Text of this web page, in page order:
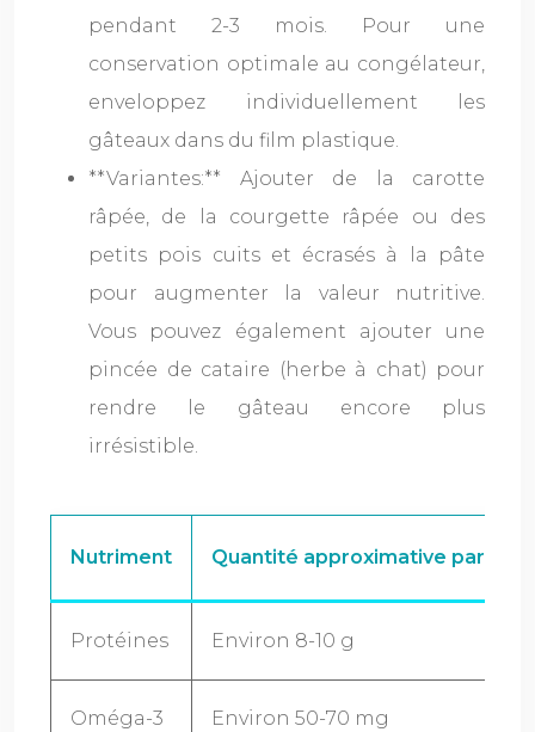
pendant 2-3 mois. Pour une
conservation optimale au congélateur,
enveloppez individuellement les
gâteaux dans du film plastique.
**Variantes:** Ajouter de la carotte
râpée, de la courgette râpée ou des
petits pois cuits et écrasés à la pâte
pour augmenter la valeur nutritive.
Vous pouvez également ajouter une
pincée de cataire (herbe à chat) pour
rendre le gâteau encore plus
irrésistible.
Nutriment Quantité approximative par
Protéines Environ 8-10 g
Oméga-3 Environ 50-70 mg